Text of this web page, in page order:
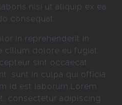
nisi ut aliquip ex ea
consequat.
in reprehenderit in
cillum dolore eu fugiat
sint occaecat
sunt in culpa qui officia
id est laborum.Lorem
consectetur adipiscing